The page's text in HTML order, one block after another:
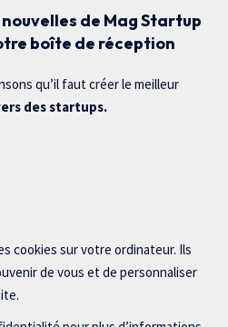
de Mag Startup
boîte de réception
qu’il faut créer le meilleur
des startups.
cookies sur votre ordinateur. Ils
de vous et de personnaliser